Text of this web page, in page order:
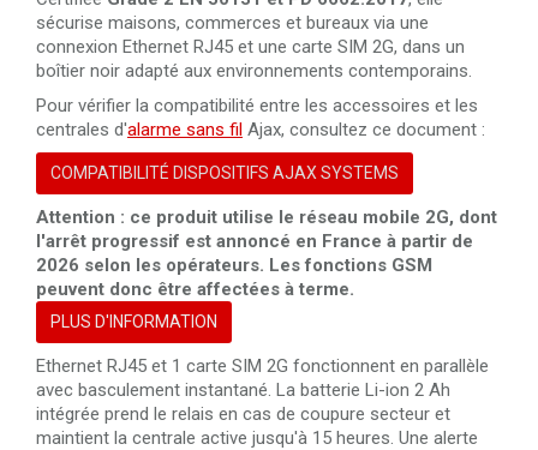
Détecteur de mouvement extérieur sans fil hors animaux
Ajax MotionProtect Outdoor pour alarme sans f
Détecteur d'incendie sans fil noir avec capteur de
température Ajax FireProtect Jeweller pour alarme
Détecteur d'incendie sans fil blanc avec capteur de
température Ajax FireProtect Jeweller pour alarm
Détecteur d'incendie sans fil noir avec capteur de
chaleur et de fumée Ajax FireProtect 2 RB (Heat/S
chaleur et de fumée Ajax FireProtect 2 RB (Heat/
Détecteur d'incendie sans fil blanc avec capteur de
chaleur et de CO Ajax FireProtect 2 RB (Heat/CO)
sécurise maisons, commerces et bureaux via une
connexion Ethernet RJ45 et une carte SIM 2G, dans un
boîtier noir adapté aux environnements contemporains.
Pour vérifier la compatibilité entre les accessoires et les
centrales d'alarme sans fil Ajax, consultez ce document :
COMPATIBILITÉ DISPOSITIFS AJAX SYSTEMS
Attention : ce produit utilise le réseau mobile 2G, dont
l'arrêt progressif est annoncé en France à partir de
2026 selon les opérateurs. Les fonctions GSM
peuvent donc être affectées à terme.
PLUS D'INFORMATION
Ethernet RJ45 et 1 carte SIM 2G fonctionnent en parallèle
avec basculement instantané. La batterie Li-ion 2 Ah
intégrée prend le relais en cas de coupure secteur et
maintient la centrale active jusqu'à 15 heures. Une alerte